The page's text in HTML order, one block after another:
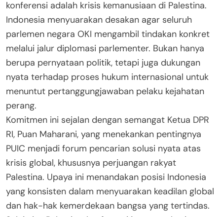
konferensi adalah krisis kemanusiaan di Palestina.
Indonesia menyuarakan desakan agar seluruh
parlemen negara OKI mengambil tindakan konkret
melalui jalur diplomasi parlementer. Bukan hanya
berupa pernyataan politik, tetapi juga dukungan
nyata terhadap proses hukum internasional untuk
menuntut pertanggungjawaban pelaku kejahatan
perang.
Komitmen ini sejalan dengan semangat Ketua DPR
RI, Puan Maharani, yang menekankan pentingnya
PUIC menjadi forum pencarian solusi nyata atas
krisis global, khususnya perjuangan rakyat
Palestina. Upaya ini menandakan posisi Indonesia
yang konsisten dalam menyuarakan keadilan global
dan hak-hak kemerdekaan bangsa yang tertindas.